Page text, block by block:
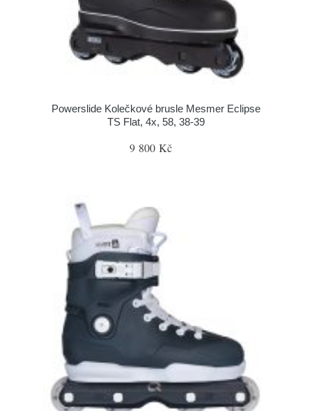
Powerslide Kolečkové brusle Mesmer Eclipse
TS Flat, 4x, 58, 38-39
9 800 Kč